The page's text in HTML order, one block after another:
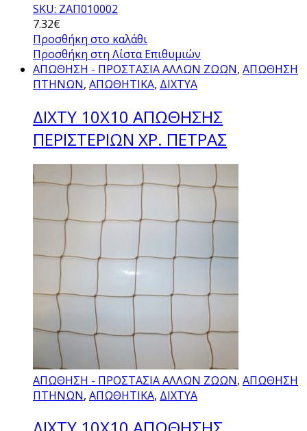
SKU: ΖΑΠ010002
7.32€
Προσθήκη στο καλάθι
Προσθήκη στη Λίστα Επιθυμιών
ΑΠΩΘΗΣΗ - ΠΡΟΣΤΑΣΙΑ ΑΛΛΩΝ ΖΩΩΝ, ΑΠΩΘΗΣΗ
ΠΤΗΝΩΝ, ΑΠΩΘΗΤΙΚΑ, ΔΙΧΤΥΑ
ΔΙΧΤΥ 10Χ10 ΑΠΩΘΗΣΗΣ
ΠΕΡΙΣΤΕΡΙΩΝ ΧΡ. ΠΕΤΡΑΣ
ΑΠΩΘΗΣΗ - ΠΡΟΣΤΑΣΙΑ ΑΛΛΩΝ ΖΩΩΝ, ΑΠΩΘΗΣΗ
ΠΤΗΝΩΝ, ΑΠΩΘΗΤΙΚΑ, ΔΙΧΤΥΑ